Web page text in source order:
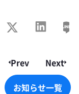
Prev
お知らせ一覧
お知らせ一覧
Next